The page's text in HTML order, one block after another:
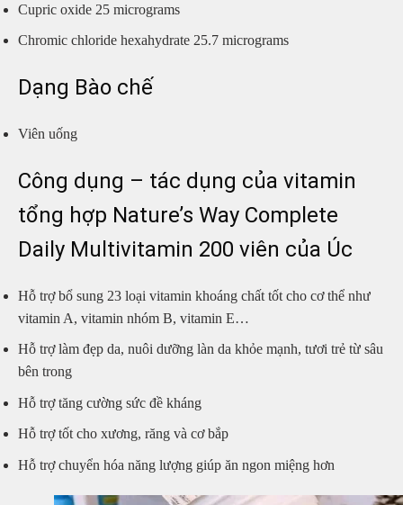
Cupric oxide 25 micrograms
Chromic chloride hexahydrate 25.7 micrograms
Dạng Bào chế
Viên uống
Công dụng – tác dụng của vitamin
tổng hợp Nature’s Way Complete
Daily Multivitamin 200 viên của Úc
Hỗ trợ bổ sung 23 loại vitamin khoáng chất tốt cho cơ thể như
vitamin A, vitamin nhóm B, vitamin E…
Hỗ trợ làm đẹp da, nuôi dưỡng làn da khỏe mạnh, tươi trẻ từ sâu
bên trong
Hỗ trợ tăng cường sức đề kháng
Hỗ trợ tốt cho xương, răng và cơ bắp
Hỗ trợ chuyển hóa năng lượng giúp ăn ngon miệng hơn